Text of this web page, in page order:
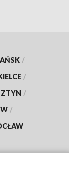
/
/
/
/